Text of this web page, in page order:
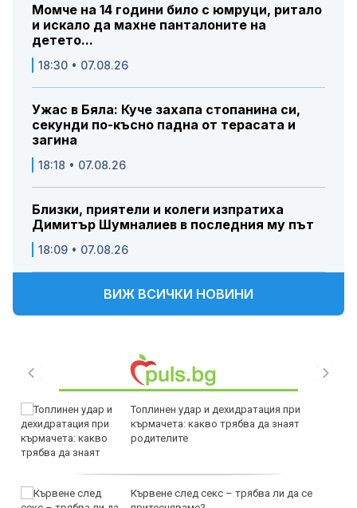
Момче на 14 години било с юмруци, ритало
и искало да махне панталоните на
детето...
18:30 • 07.08.26
Ужас в Бяла: Куче захапа стопанина си,
секунди по-късно падна от терасата и
загина
18:18 • 07.08.26
Близки, приятели и колеги изпратиха
Димитър Шумналиев в последния му път
18:09 • 07.08.26
ВИЖ ВСИЧКИ НОВИНИ
Топлинен удар и дехидратация при
кърмачета: какво трябва да знаят
родителите
Кървене след секс – трябва ли да се